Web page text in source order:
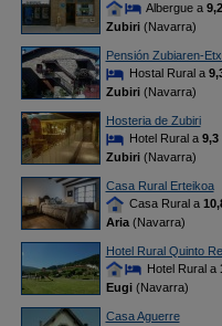
Albergue a
Zubiri(Navarra)
Pensión Zubiaren-
Hostal Rural a
Zubiri(Navarra)
Hosteria de Zubiri
Hotel Rural a 9,3
Zubiri(Navarra)
Casa Rural Erteikoa
Casa Rural a
Aria(Navarra)
Hotel Rural Quinto
Hotel Rural a
Eugi(Navarra)
Casa Aguerre